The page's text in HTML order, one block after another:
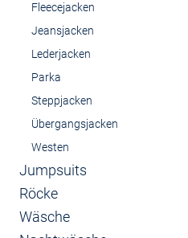
Fleecejacken
Jeansjacken
Lederjacken
Parka
Steppjacken
Übergangsjacken
Westen
Jumpsuits
Röcke
Wäsche